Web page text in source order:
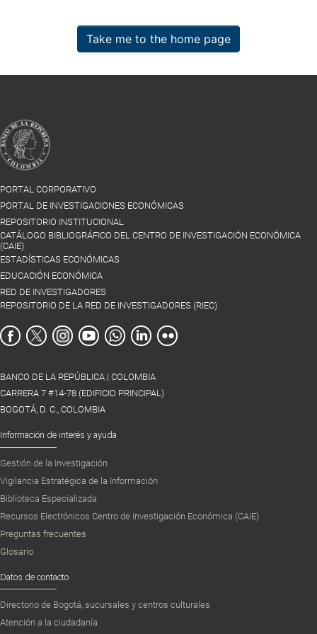
Take me to the home page
PORTAL CORPORATIVO
PORTAL DE INVESTIGACIONES ECONÓMICAS
REPOSITORIO INSTITUCIONAL
CATÁLOGO BIBLIOGRÁFICO DEL CENTRO DE INVESTIGACIÓN ECONÓMICA
(CAIE)
ESTADÍSTICAS ECONÓMICAS
EDUCACIÓN ECONÓMICA
RED DE INVESTIGADORES
REPOSITORIO DE LA RED DE INVESTIGADORES (RIEC)
BANCO DE LA REPÚBLICA | COLOMBIA
CARRERA 7 #14-78 (EDIFICIO PRINCIPAL)
BOGOTÁ, D. C., COLOMBIA
Información de interés y ayuda
Gestión de la Investigación
Vigilancia Estratégica de la Información
Biblioteca Especializada
Recursos Electrónicos Centro de Investigación Económica (CAIE)
Preguntas frecuentes
Glosario
Datos de contacto
Directorio de Bogotá, sucursales y centros culturales
Atención a la ciudadanía